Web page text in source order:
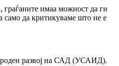
граѓаните имаа можност да ги
само да критикуваме што не е
развој на САД (УСАИД).